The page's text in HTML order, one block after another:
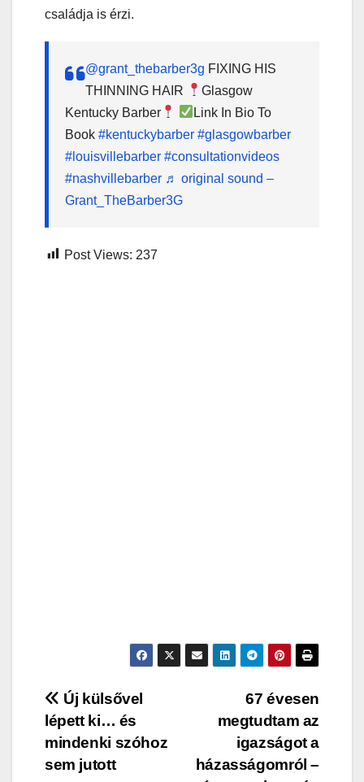
családja is érzi.
@grant_thebarber3g FIXING HIS
THINNING HAIR
Glasgow
Kentucky Barber
Link In Bio To
Book #kentuckybarber #glasgowbarber
#louisvillebarber #consultationvideos
#nashvillebarber ♬ original sound –
Grant_TheBarber3G
Post Views: 237
Post
navigation
67 évesen
megtudtam az
igazságot a
házasságomról –
Új külsővel
lépett ki… és
mindenki szóhoz
sem jutott